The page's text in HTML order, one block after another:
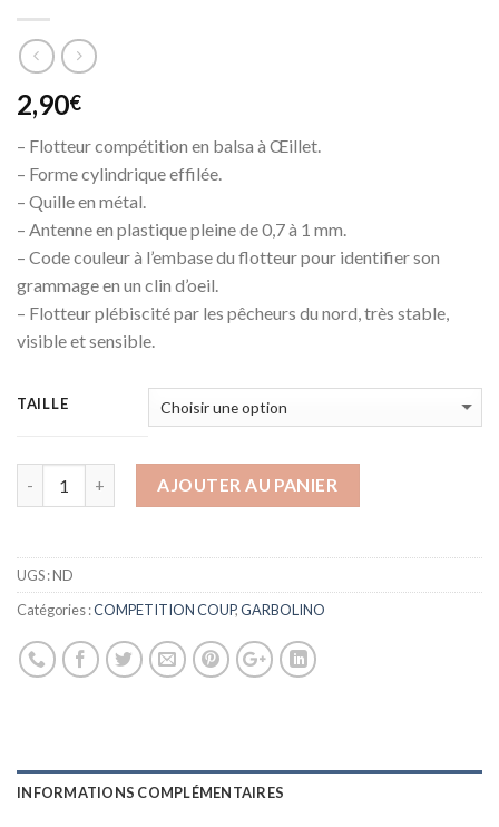
2,90€
– Flotteur compétition en balsa à Œillet.
– Forme cylindrique effilée.
– Quille en métal.
– Antenne en plastique pleine de 0,7 à 1 mm.
– Code couleur à l’embase du flotteur pour identifier son
grammage en un clin d’oeil.
– Flotteur plébiscité par les pêcheurs du nord, très stable,
visible et sensible.
TAILLE
AJOUTER AU PANIER
UGS :ND
Catégories :COMPETITION COUP,GARBOLINO
INFORMATIONS COMPLÉMENTAIRES